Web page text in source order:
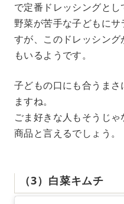
で定番ドレッシングとし
野菜が苦手な子どもに
すが、このドレッシン
もいるようです。
子どもの口にも合うまさ
ますね。
ごま好きな人もそうじ
商品と言えるでしょう。
（3）白菜キムチ